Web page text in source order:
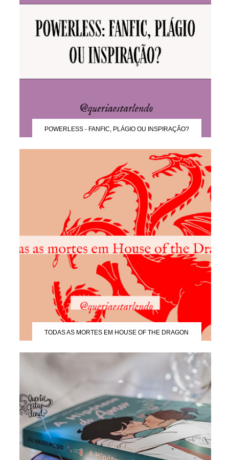
POWERLESS - FANFIC, PLÁGIO OU INSPIRAÇÃO?
TODAS AS MORTES EM HOUSE OF THE DRAGON